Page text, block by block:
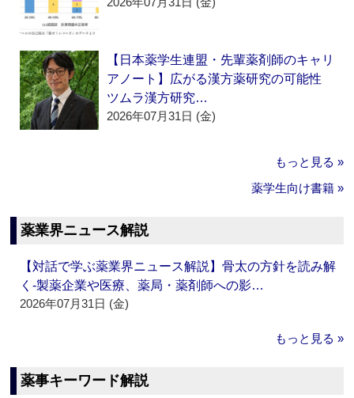
【日本薬学生連盟・先輩薬剤師のキャリ
アノート】広がる漢方薬研究の可能性
ツムラ漢方研究…
2026年07月31日 (金)
もっと見る »
薬学生向け書籍 »
薬業界ニュース解説
【対話で学ぶ薬業界ニュース解説】骨太の方針を読み解
く‐製薬企業や医療、薬局・薬剤師への影…
2026年07月31日 (金)
もっと見る »
薬事キーワード解説